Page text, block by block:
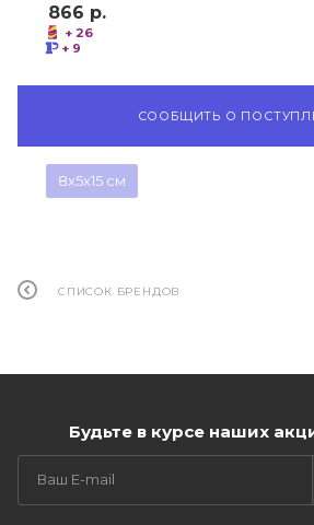
866 р.
+ 26
+ 9
СООБЩИТЬ О
8x5x15 см
СПИСОК БРЕНДОВ
Будьте в курсе наших